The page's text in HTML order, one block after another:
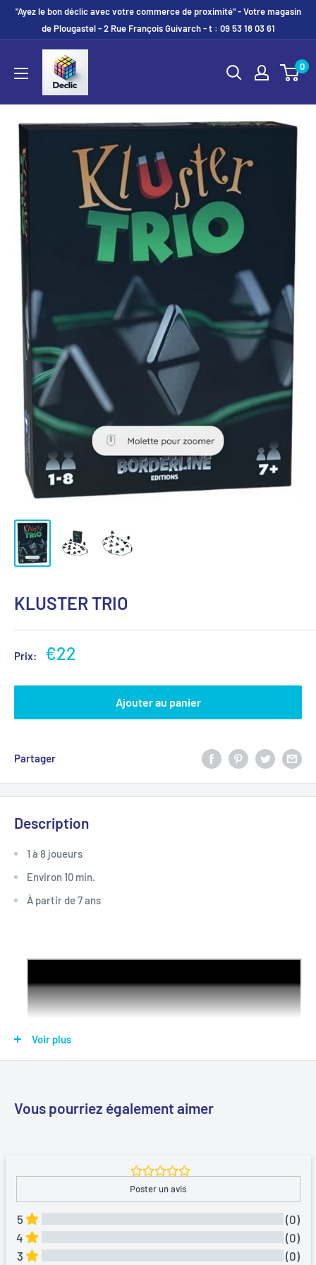
"Ayez le bon déclic avec votre commerce de proximité" - Votre magasin
de Plougastel - 2 Rue François Guivarch - t : 09 53 18 03 61
0
KLUSTER TRIO
Prix: €22
Ajouter au panier
Partager
Description
1 à 8 joueurs
Environ 10 min.
À partir de 7 ans
Les aimants frémissent, se rapprochent, hésitent… puis
s’attirent dans un chaos soudain. Autour de la corde, chacun
retient son souffle avant de tenter sa chance...
Le jeu
revisite le célèbre jeu d’aimants avec
Voir plus
Vous pourriez également aimer
Poster un avis
5
(0)
4
(0)
3
(0)